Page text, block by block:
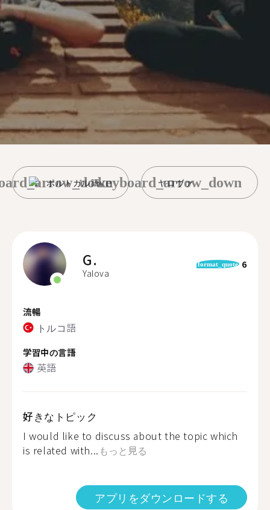
ポルトガル語 ヤロヴァ
keyboard_arrow_down
G.
Yalova
format_quote 6
流暢
トルコ語
学習中の言語
英語
好きなトピック
I would like to discuss about the topic which
is related with... もっと見る
アプリをダウンロードする